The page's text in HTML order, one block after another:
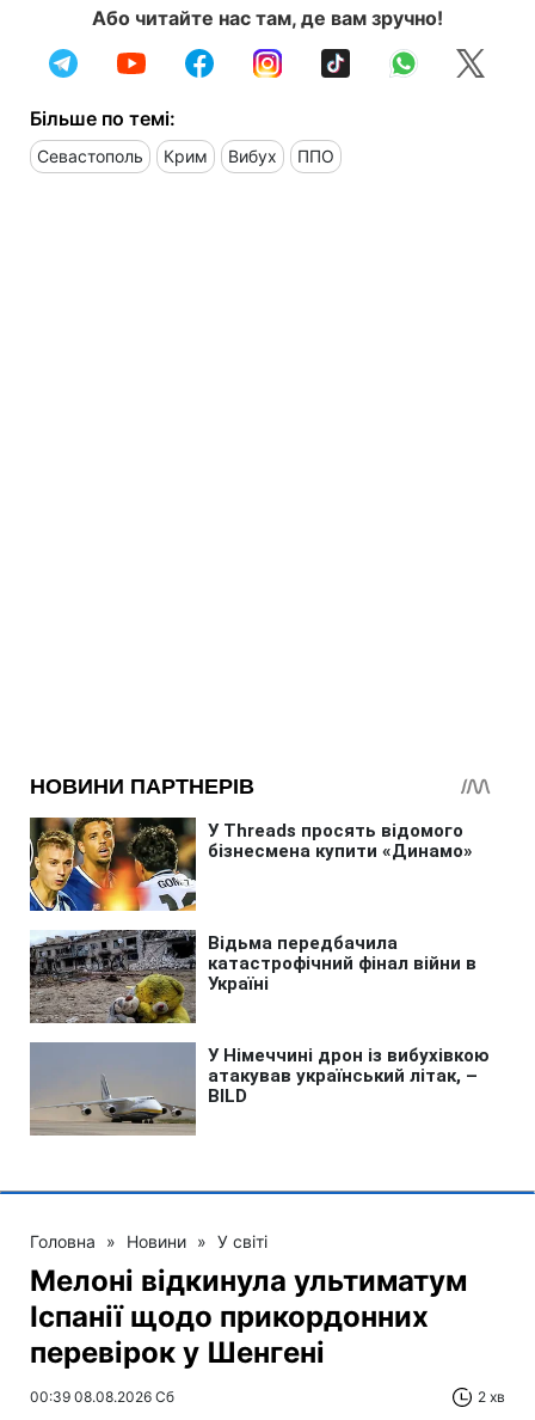
Або читайте нас там, де вам зручно!
Більше по темі:
Севастополь Крим Вибух ППО
Головна » Новини » У світі
Мелоні відкинула ультиматум
Іспанії щодо прикордонних
перевірок у Шенгені
00:39 08.08.2026 Сб 2 хв